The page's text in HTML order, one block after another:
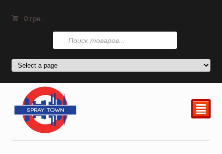
0 грн.
Поиск
товаров
²